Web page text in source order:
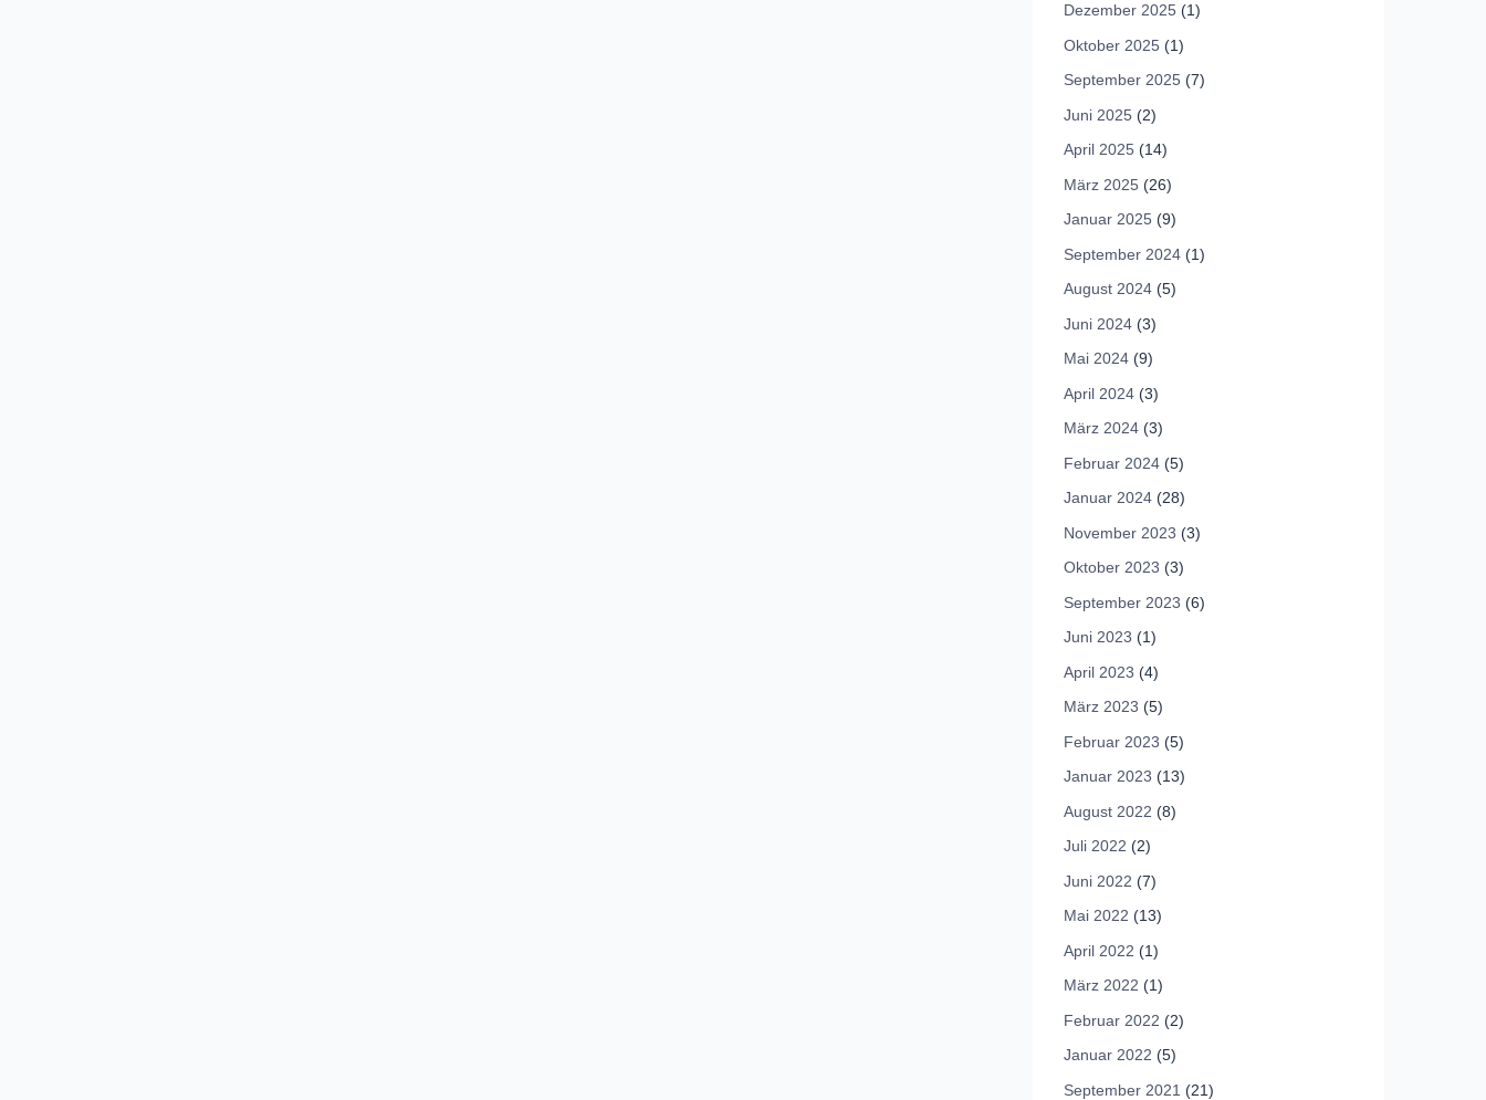
Dezember 2025 (1)
Oktober 2025 (1)
September 2025 (7)
Juni 2025 (2)
April 2025 (14)
März 2025 (26)
Januar 2025 (9)
September 2024 (1)
August 2024 (5)
Juni 2024 (3)
Mai 2024 (9)
April 2024 (3)
März 2024 (3)
Februar 2024 (5)
Januar 2024 (28)
November 2023 (3)
Oktober 2023 (3)
September 2023 (6)
Juni 2023 (1)
April 2023 (4)
März 2023 (5)
Februar 2023 (5)
Januar 2023 (13)
August 2022 (8)
Juli 2022 (2)
Juni 2022 (7)
Mai 2022 (13)
April 2022 (1)
März 2022 (1)
Februar 2022 (2)
Januar 2022 (5)
September 2021 (21)